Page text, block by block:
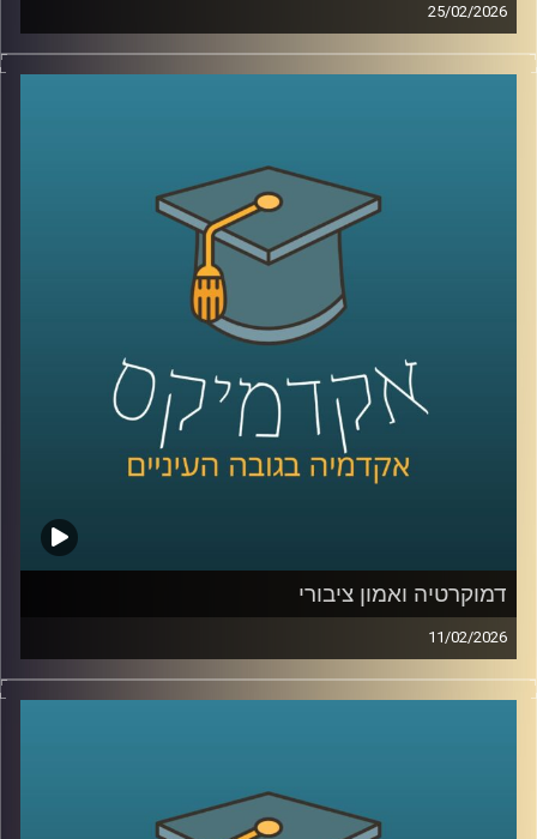
25/02/2026
הקלטה מתוך השטח, מהכנס השמיני בנושא הים התיכון:
“כלכלה כחולה פורצת גבולות”, שהתקיים באוניברסיטת רייכמן .
כלכלה, ביטחון ושיתופי פעולה אזוריים.
בין מושבים על אנרגיה מתחדשת בים, חקלאות ימית, אצות
כמשאב כלכלי, בינה מלאכותית לניטור מגוון ביולוגי ושיתופי
פעולה גם כשאין שלום, יצאנו לראיין את האנשים שמעצבים
את העתיד הכחול של האזור .
בפרק הזה תשמעו קולות מהכנס, רעיונות גדולים, דילמות
אמיתיות, והרבה מאוד תשוקה לחבר בין מדע, קיימות וכלכלה.
דמוקרטיה ואמון ציבורי
11/02/2026
היום אנחנו נוגעים באחת השאלות הכי בוערות בדמוקרטיה, מה
זה בעצם אמון ציבורי, למה הוא כל כך חיוני לתפקוד של מדינה,
בבית המשפט העליון, אז מה אפשר ללמוד מהמספרים, האם